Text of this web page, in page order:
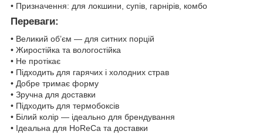
• Призначення: для локшини, супів, гарнірів, комбо
Переваги:
• Великий об’єм — для ситних порцій
• Жиростійка та вологостійка
• Не протікає
• Підходить для гарячих і холодних страв
• Добре тримає форму
• Зручна для доставки
• Підходить для термобоксів
• Білий колір — ідеально для брендування
• Ідеальна для HoReCa та доставки